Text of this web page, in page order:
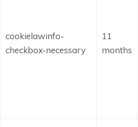
cookielawinfo-
checkbox-necessary
11
months